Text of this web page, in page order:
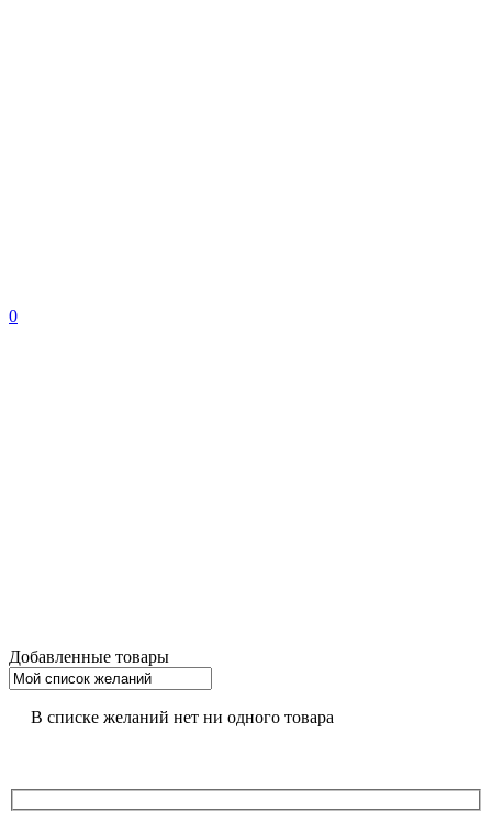
0
Добавленные товары
В списке желаний нет ни одного товара